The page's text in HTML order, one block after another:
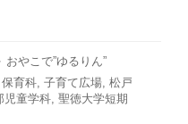
版）
を
ア
カ
テ
ゴ
おやこで”ゆるりん”
保育科, 子育て広場, 松戸
児童学科, 聖徳大学短期